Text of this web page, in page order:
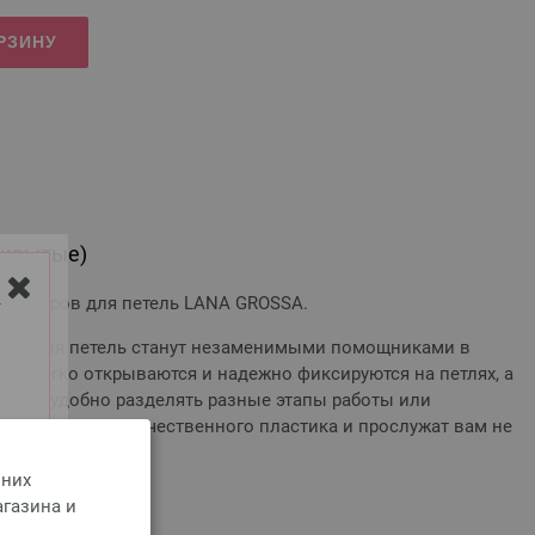
и
для петель LANA GROSSA.
для петель станут незаменимыми помощниками в
легко открываются и надежно фиксируются на петлях, а
удобно разделять разные этапы работы или
из качественного пластика и прослужат вам не
доставки